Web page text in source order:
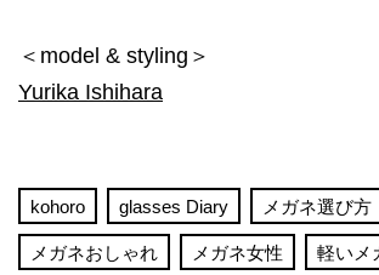
＜model & styling＞
Yurika Ishihara
kohoro glasses Diary メガネ選び方
メガネおしゃれ メガネ女性 軽いメ